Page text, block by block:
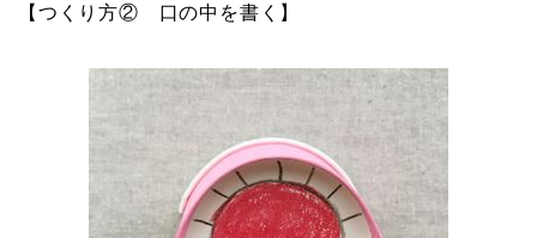
【つくり方② 口の中を書く 】